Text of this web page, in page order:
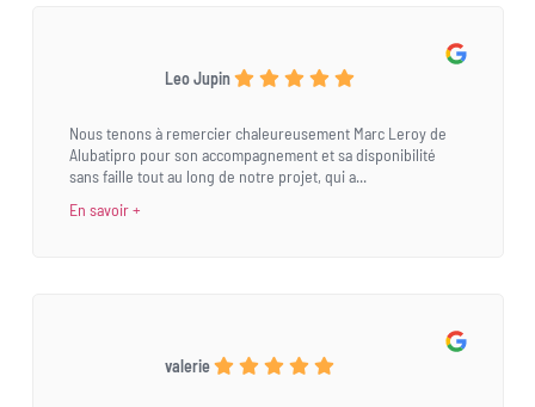
Leo Jupin
Nous tenons à remercier chaleureusement Marc Leroy de
Alubatipro pour son accompagnement et sa disponibilité
sans faille tout au long de notre projet, qui a...
En savoir +
valerie